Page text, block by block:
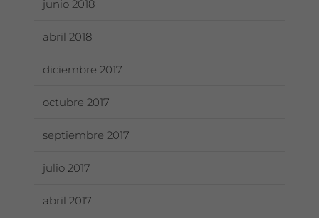
junio 2018
abril 2018
diciembre 2017
octubre 2017
septiembre 2017
julio 2017
abril 2017